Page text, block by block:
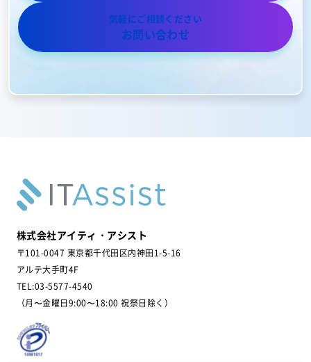
気軽にご相談ください
お問い合わせ
株式会社アイティ・アシスト
〒101-0047 東京都千代田区内神田1-5-16
アルテ大手町4F
TEL:03-5577-4540
（月〜金曜日9:00〜18:00 祝祭日除く）